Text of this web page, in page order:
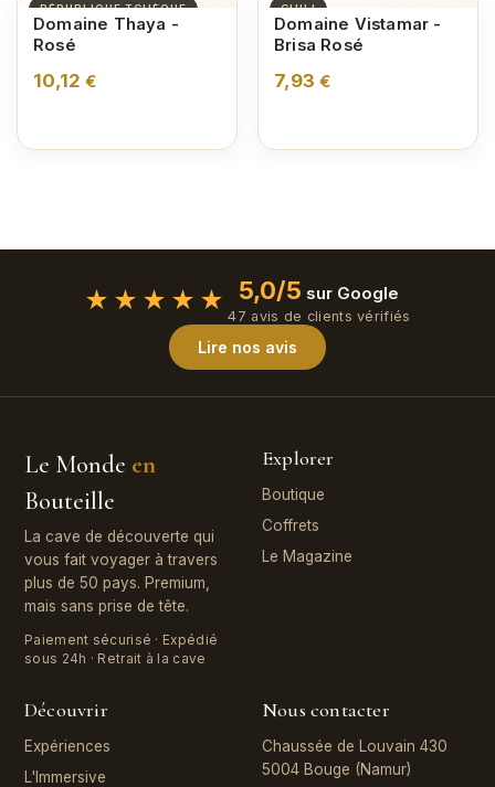
RÉPUBLIQUE TCHÈQUE
Domaine Thaya -
Rosé
10,12 €
CHILI
Domaine Vistamar -
Brisa Rosé
7,93 €
★★★★★ 5,0/5 sur Google
47 avis de clients vérifiés
Lire nos avis
Le Monde en
Bouteille
La cave de découverte qui
vous fait voyager à travers
plus de 50 pays. Premium,
mais sans prise de tête.
Paiement sécurisé · Expédié
sous 24h · Retrait à la cave
Explorer
Boutique
Coffrets
Le Magazine
Découvrir
Expériences
L'Immersive
Nous contacter
Chaussée de Louvain 430
5004 Bouge (Namur)